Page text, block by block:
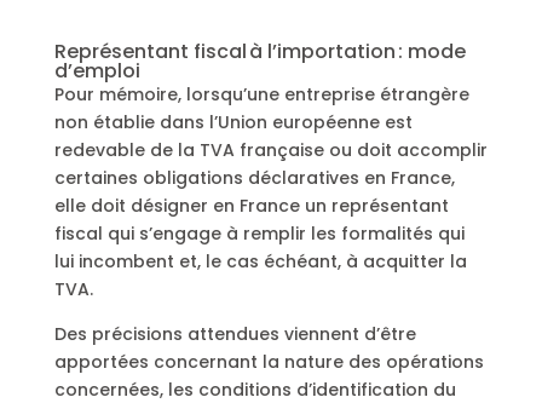
Représentant fiscal à l’importation : mode
d’emploi
Pour mémoire, lorsqu’une entreprise étrangère
non établie dans l’Union européenne est
redevable de la TVA française ou doit accomplir
certaines obligations déclaratives en France,
elle doit désigner en France un représentant
fiscal qui s’engage à remplir les formalités qui
lui incombent et, le cas échéant, à acquitter la
TVA.
Des précisions attendues viennent d’être
apportées concernant la nature des opérations
concernées, les conditions d’identification du